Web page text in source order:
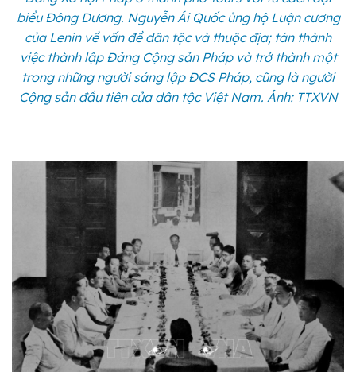
biểu Đông Dương. Nguyễn Ái Quốc ủng hộ Luận cương
của Lenin về vấn đề dân tộc và thuộc địa; tán thành
việc thành lập Đảng Cộng sản Pháp và trở thành một
trong những người sáng lập ĐCS Pháp, cũng là người
Cộng sản đầu tiên của dân tộc Việt Nam. Ảnh: TTXVN